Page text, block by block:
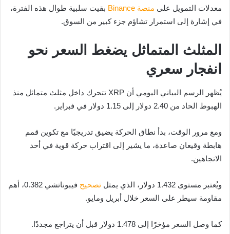
معدلات التمويل على منصة Binance بقيت سلبية طوال هذه الفترة،
في إشارة إلى استمرار تشاؤم جزء كبير من السوق.
المثلث المتماثل يضغط السعر نحو
انفجار سعري
يُظهر الرسم البياني اليومي أن XRP تتحرك داخل مثلث متماثل منذ
الهبوط الحاد من 2.40 دولار إلى 1.15 دولار في فبراير.
ومع مرور الوقت، بدأ نطاق الحركة يضيق تدريجيًا مع تكوين قمم
هابطة وقيعان صاعدة، ما يشير إلى اقتراب حركة قوية في أحد
الاتجاهين.
ويُعتبر مستوى 1.432 دولار، الذي يمثل تصحيح
فيبوناتشي 0.382، أهم
مقاومة سيطر على السعر خلال أبريل ومايو.
كما وصل السعر مؤخرًا إلى 1.478 دولار قبل أن يتراجع مجددًا.